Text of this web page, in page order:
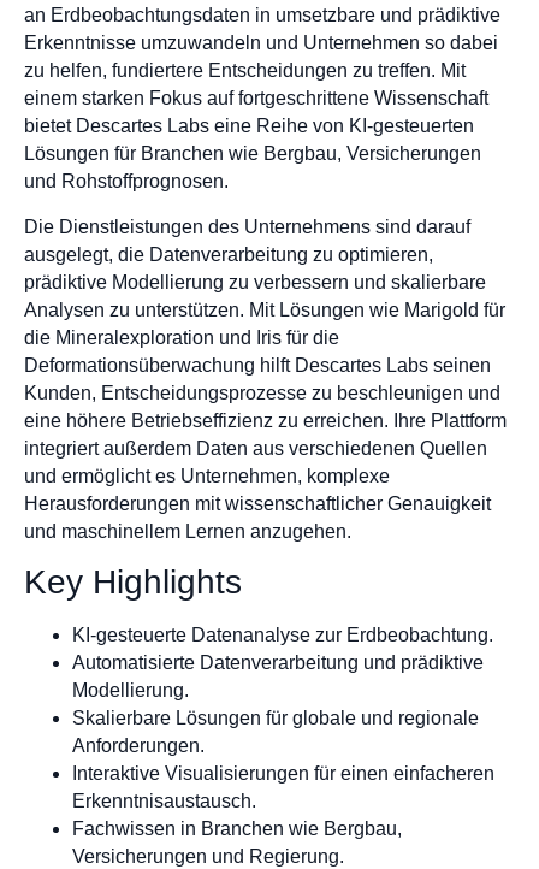
an Erdbeobachtungsdaten in umsetzbare und prädiktive
Erkenntnisse umzuwandeln und Unternehmen so dabei
zu helfen, fundiertere Entscheidungen zu treffen. Mit
einem starken Fokus auf fortgeschrittene Wissenschaft
bietet Descartes Labs eine Reihe von KI-gesteuerten
Lösungen für Branchen wie Bergbau, Versicherungen
und Rohstoffprognosen.
Die Dienstleistungen des Unternehmens sind darauf
ausgelegt, die Datenverarbeitung zu optimieren,
prädiktive Modellierung zu verbessern und skalierbare
Analysen zu unterstützen. Mit Lösungen wie Marigold für
die Mineralexploration und Iris für die
Deformationsüberwachung hilft Descartes Labs seinen
Kunden, Entscheidungsprozesse zu beschleunigen und
eine höhere Betriebseffizienz zu erreichen. Ihre Plattform
integriert außerdem Daten aus verschiedenen Quellen
und ermöglicht es Unternehmen, komplexe
Herausforderungen mit wissenschaftlicher Genauigkeit
und maschinellem Lernen anzugehen.
Key Highlights
KI-gesteuerte Datenanalyse zur Erdbeobachtung.
Automatisierte Datenverarbeitung und prädiktive
Modellierung.
Skalierbare Lösungen für globale und regionale
Anforderungen.
Interaktive Visualisierungen für einen einfacheren
Erkenntnisaustausch.
Fachwissen in Branchen wie Bergbau,
Versicherungen und Regierung.